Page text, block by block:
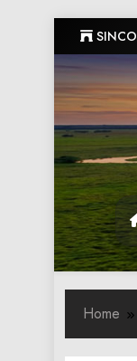
to
content
SINCO
Home